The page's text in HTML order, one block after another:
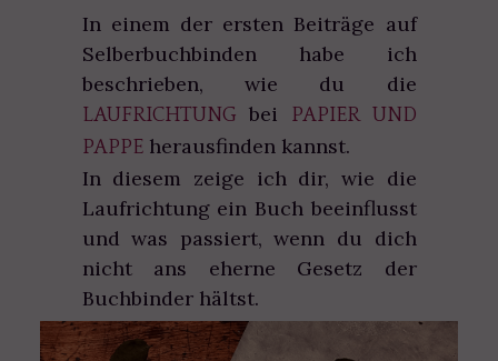
In einem der ersten Beiträge auf
Selberbuchbinden habe ich
beschrieben, wie du die
LAUFRICHTUNG bei
PAPIER UND
PAPPEherausfinden kannst.
In diesem zeige ich dir, wie die
Laufrichtung ein Buch beeinflusst
und was passiert, wenn du dich
nicht ans eherne Gesetz der
Buchbinder hältst.